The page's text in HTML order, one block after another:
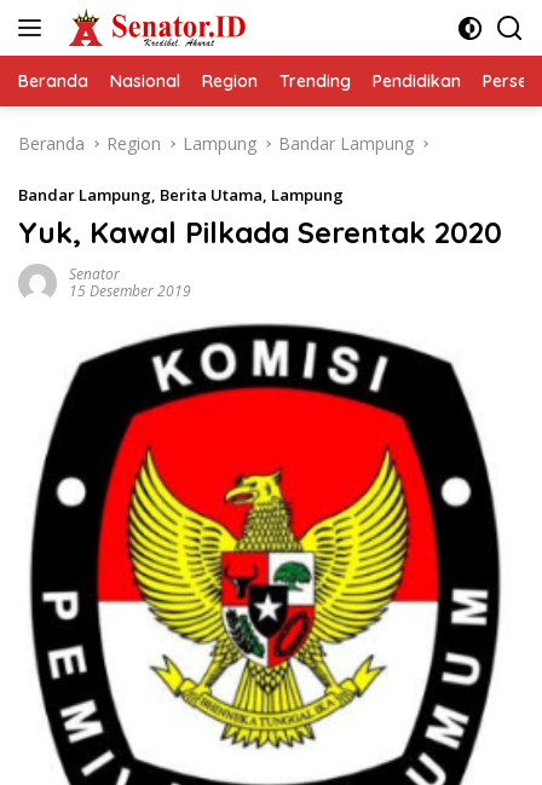
Beranda Nasional Region Trending Pendidikan
Beranda Region Lampung Bandar Lampung
Bandar Lampung, Berita Utama, Lampung
Yuk, Kawal Pilkada Serentak 2020
Senator
15 Desember 2019